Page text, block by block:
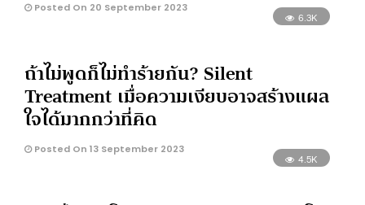
Posted On 20 September 2023
6.3K
ถ้าไม่พูดก็ไม่ทำร้ายกัน? Silent
Treatment เมื่อความเงียบอาจสร้างแผล
ใจได้มากกว่าที่คิด
Posted On 13 September 2023
4.5K